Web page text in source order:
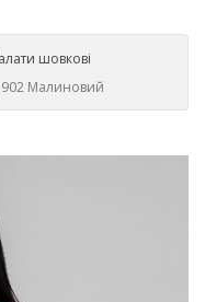
шовкові
Малиновий